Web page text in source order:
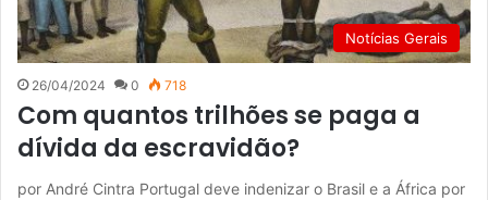
Notícias Gerais
26/04/2024 0 718
Com quantos trilhões se paga a
dívida da escravidão?
por André Cintra Portugal deve indenizar o Brasil e a África por